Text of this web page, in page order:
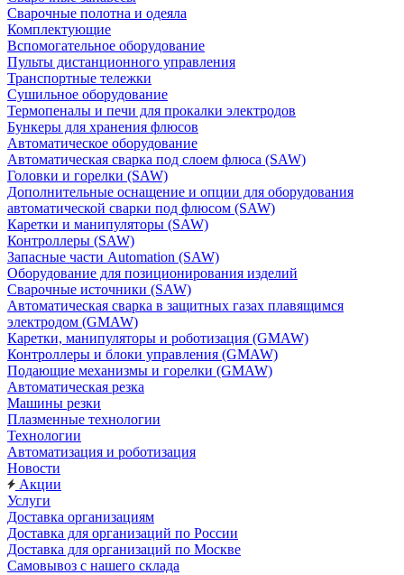
Сварочные полотна и одеяла
Комплектующие
Вспомогательное оборудование
Пульты дистанционного управления
Транспортные тележки
Сушильное оборудование
Термопеналы и печи для прокалки электродов
Бункеры для хранения флюсов
Автоматическое оборудование
Автоматическая сварка под слоем флюса (SAW)
Головки и горелки (SAW)
Дополнительные оснащение и опции для оборудования
автоматической сварки под флюсом (SAW)
Каретки и манипуляторы (SAW)
Контроллеры (SAW)
Запасные части Automation (SAW)
Оборудование для позиционирования изделий
Сварочные источники (SAW)
Автоматическая сварка в защитных газах плавящимся
электродом (GMAW)
Каретки, манипуляторы и роботизация (GMAW)
Контроллеры и блоки управления (GMAW)
Подающие механизмы и горелки (GMAW)
Автоматическая резка
Машины резки
Плазменные технологии
Технологии
Автоматизация и роботизация
Новости
Акции
Услуги
Доставка организациям
Доставка для организаций по России
Доставка для организаций по Москве
Самовывоз с нашего склада